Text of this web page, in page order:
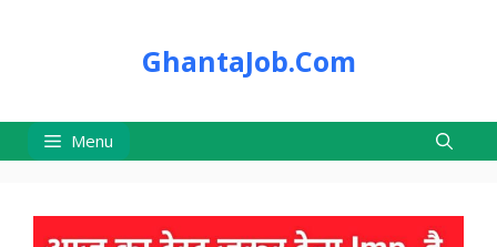
GhantaJob.Com
Menu